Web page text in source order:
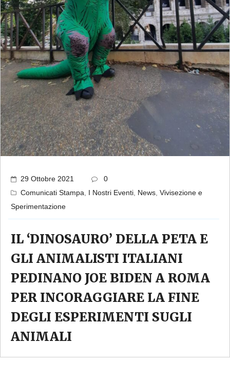
29 Ottobre 2021
0
Comunicati Stampa
I Nostri Eventi News Vivisezione e
Sperimentazione
IL ‘DINOSAURO’ DELLA PETA E
GLI ANIMALISTI ITALIANI
PEDINANO JOE BIDEN A ROMA
PER INCORAGGIARE LA FINE
DEGLI ESPERIMENTI SUGLI
ANIMALI